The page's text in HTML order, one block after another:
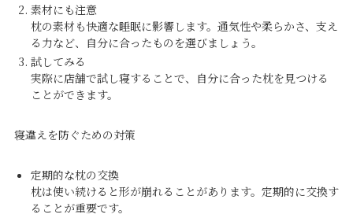
素材にも注意
枕の素材も快適な睡眠に影響します。通気性や柔らかさ、支え
る力など、自分に合ったものを選びましょう。
試してみる
実際に店舗で試し寝することで、自分に合った枕を見つける
ことができます。
寝違えを防ぐための対策
定期的な枕の交換
枕は使い続けると形が崩れることがあります。定期的に交換す
ることが重要です。